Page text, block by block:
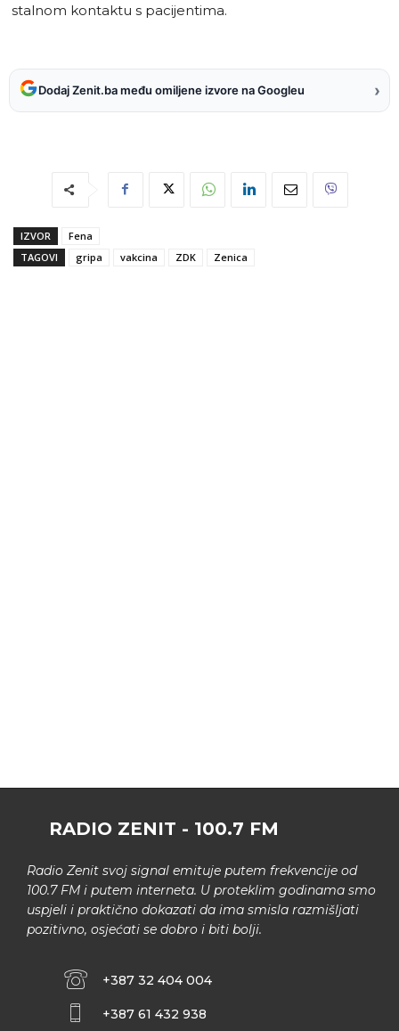
stalnom kontaktu s pacijentima.
Dodaj Zenit.ba među omiljene izvore na Googleu ›
IZVOR
Fena
TAGOVI
gripa vakcina ZDK Zenica
RADIO ZENIT - 100.7 FM
Radio Zenit svoj signal emituje putem frekvencije od
100.7 FM i putem interneta. U proteklim godinama smo
uspjeli i praktično dokazati da ima smisla razmišljati
pozitivno, osjećati se dobro i biti bolji.
+387 32 404 004
+387 61 432 938